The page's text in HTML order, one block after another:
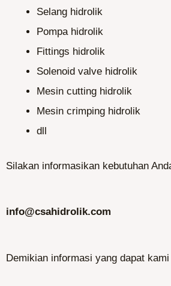
Selang hidrolik
Pompa hidrolik
Fittings hidrolik
Solenoid valve hidrolik
Mesin cutting hidrolik
Mesin crimping hidrolik
dll
Silakan informasikan kebutuhan
info@csahidrolik.com
Demikian informasi yang dapat